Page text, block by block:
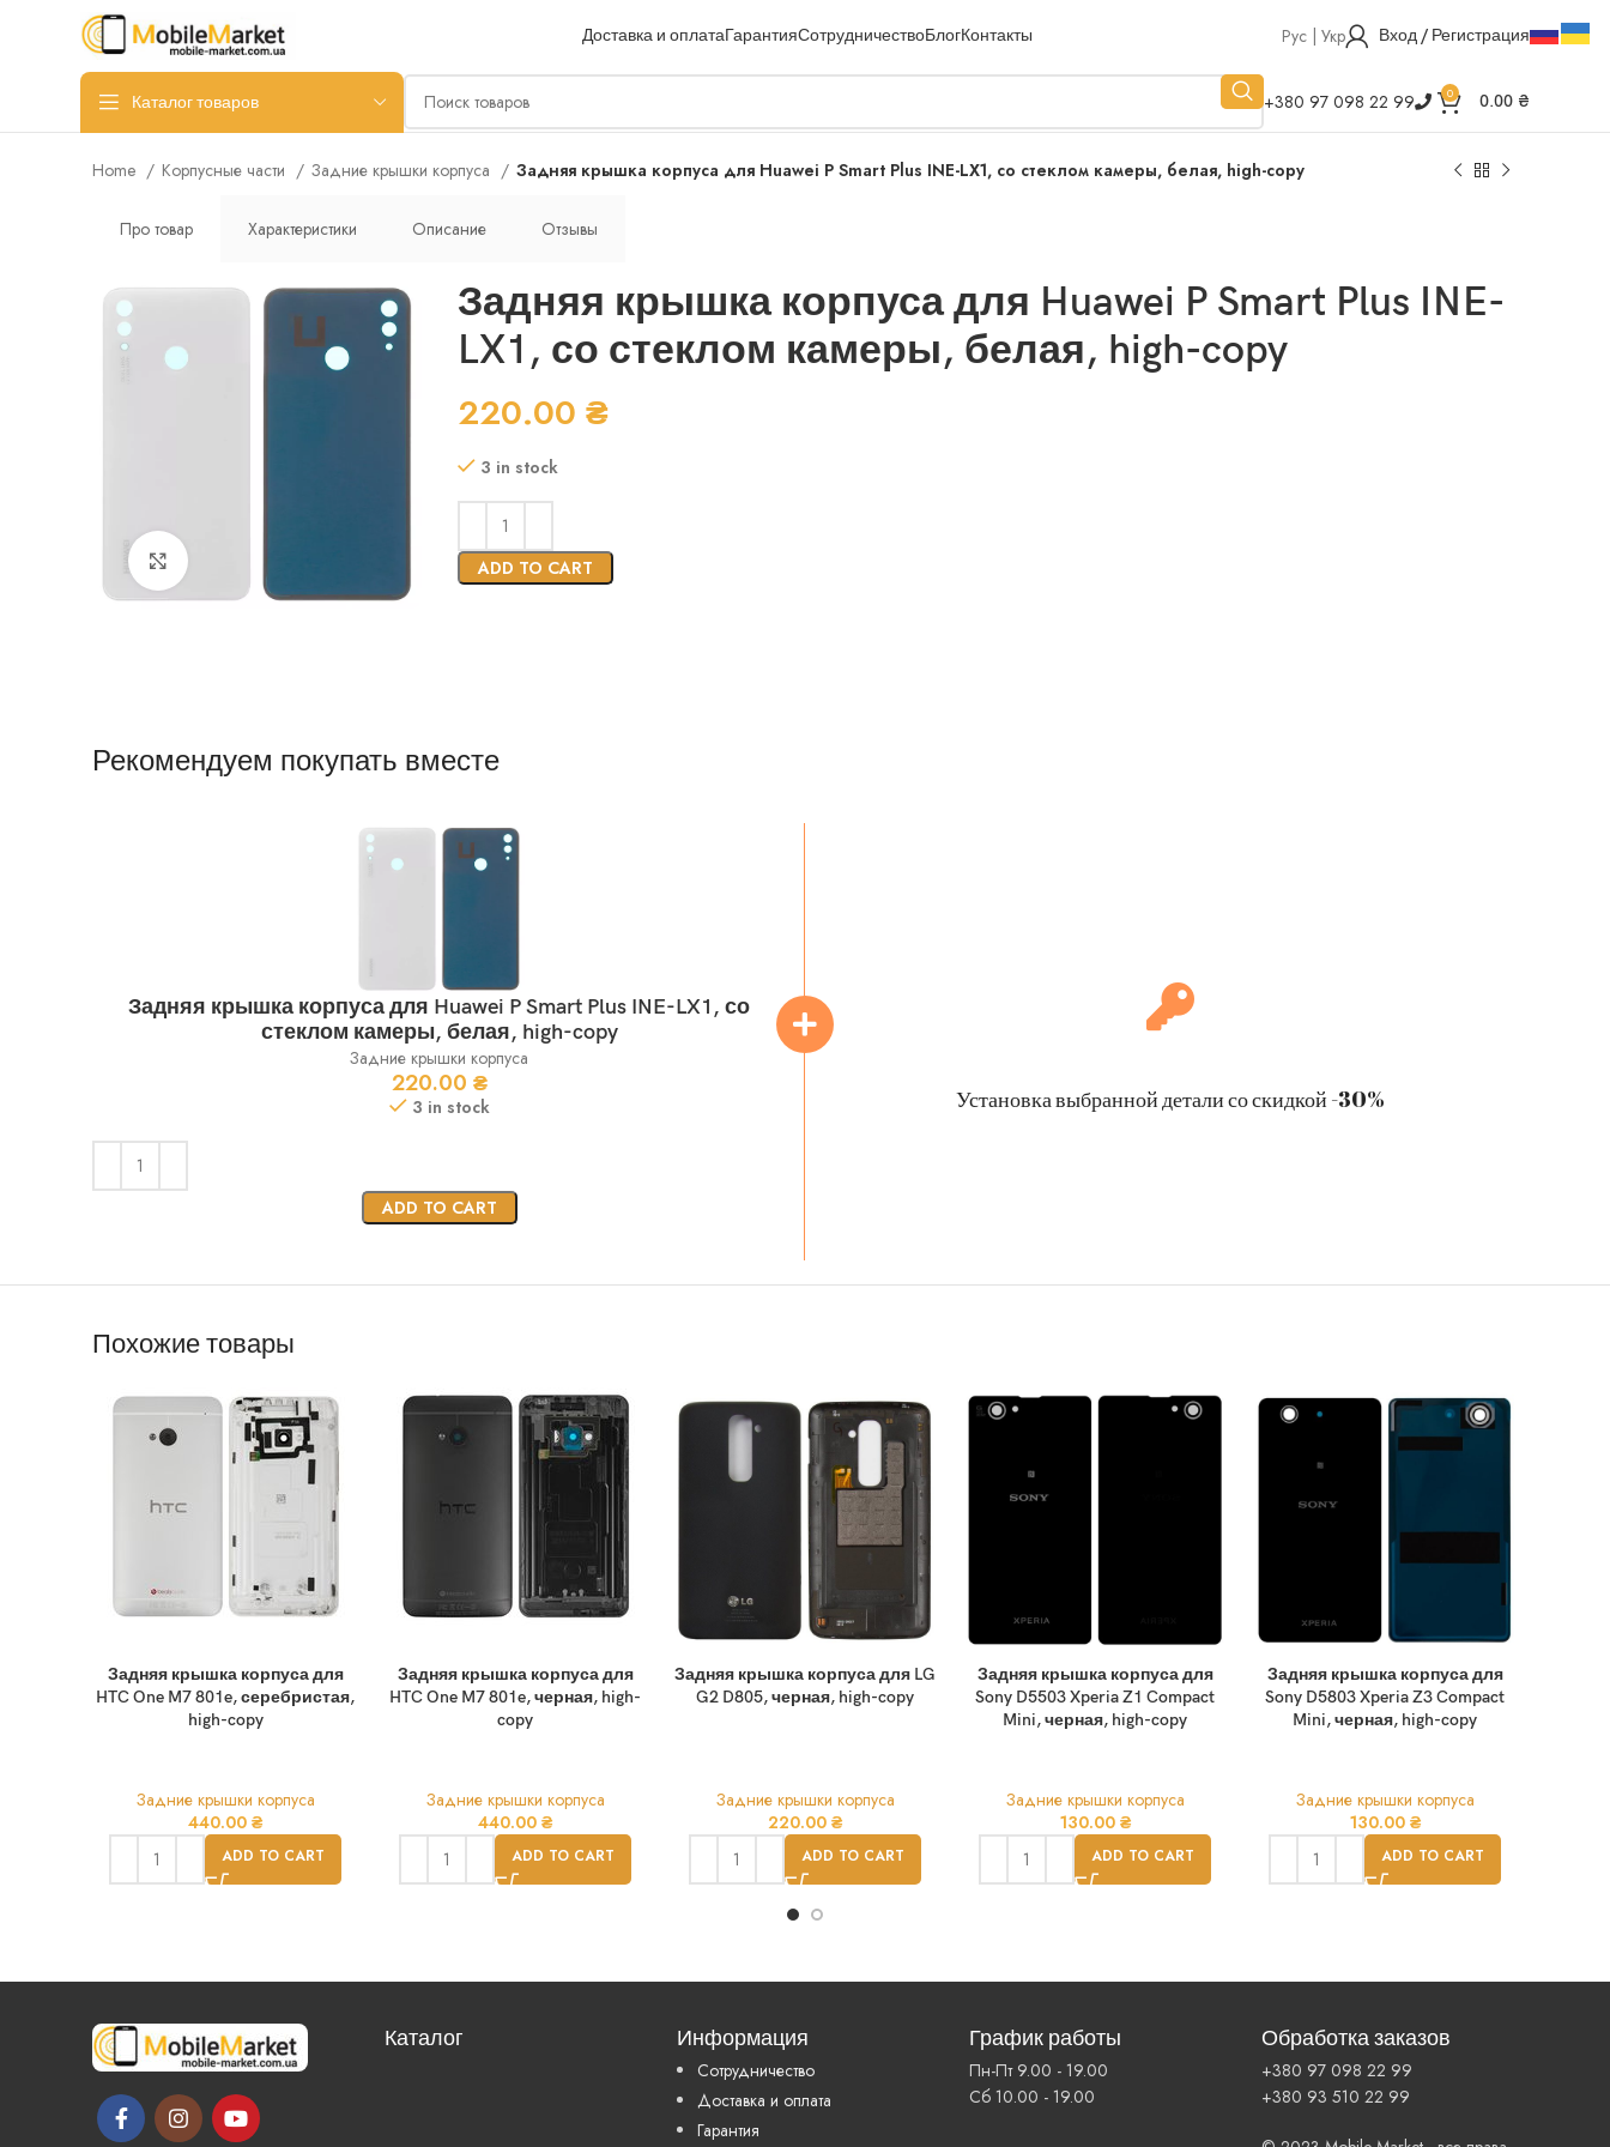
Доставка и оплатаГарантияСотрудничествоБлогКонтакты Рус | Укр Вход / Регистрация
Каталог товаров +380 97 098 22 99 0 0.00 ₴
Home Корпусные части Задние крышки корпуса Задняя крышка корпуса для Huawei P Smart Plus INE-LX1, со стеклом камеры, белая, high-copy
Про товар Характеристики Описание Отзывы
Задняя крышка корпуса для Huawei P Smart Plus INE-
LX1, со стеклом камеры, белая, high-copy
220.00 ₴
3 in stock
ADD TO CART
Рекомендуем покупать вместе
Задняя крышка корпуса для Huawei P Smart Plus INE-LX1, со
стеклом камеры, белая, high-copy
Задние крышки корпуса
220.00 ₴
3 in stock
ADD TO CART
Установка выбранной детали со скидкой -30%
Похожие товары
Задняя крышка корпуса для
HTC One M7 801e, серебристая,
high-copy
Задние крышки корпуса
440.00 ₴
ADD TO CART
Задняя крышка корпуса для
HTC One M7 801e, черная, high-
copy
Задние крышки корпуса
440.00 ₴
ADD TO CART
Задняя крышка корпуса для LG
G2 D805, черная, high-copy
Задние крышки корпуса
220.00 ₴
ADD TO CART
Задняя крышка корпуса для
Sony D5503 Xperia Z1 Compact
Mini, черная, high-copy
Задние крышки корпуса
130.00 ₴
ADD TO CART
Задняя крышка корпуса для
Sony D5803 Xperia Z3 Compact
Mini, черная, high-copy
Задние крышки корпуса
130.00 ₴
ADD TO CART
Каталог Информация
Сотрудничество
Доставка и оплата
Гарантия
График работы
Пн-Пт 9.00 - 19.00
Сб 10.00 - 19.00
Обработка заказов
+380 97 098 22 99
+380 93 510 22 99